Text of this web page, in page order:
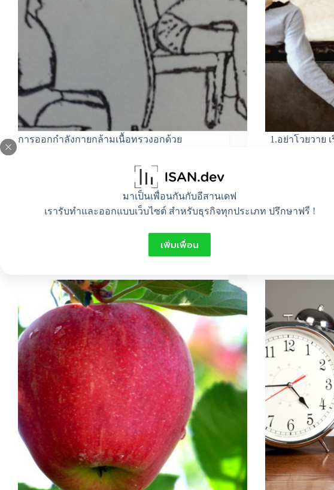
มาเป็นเพื่อนกันกับอีสานเดฟ
เรารับทำและออกแบบเว็บไซต์ สำหรับธุรกิจทุกประเภท ปรึกษาฟรี !
เพิ่มเพื่อน
การออกกำลังกายกล้ามเนื้อทรวงอกด้วย
มีนาคม 28, 2012
1.อย่าโวยวาย
โทรศัพท์ ภัยร้า